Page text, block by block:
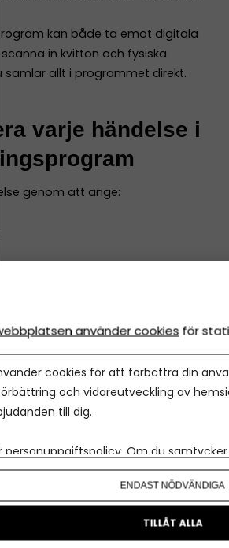
kan både ta emot digitala
in kvitton och fysiska
allt i programmet direkt.
varje händelse i
genom att ange:
än det låter –
läser av underlaget och föreslår
Ditt jobb är oftast att godkänna
mot
stämma med bokföringen.
använder cookies för
cookies för att förbättra din
och vidareutveckling av
till dig.
personuppgiftspolicy. Om du
ditt val i efterhand hittar du den
ENDAST NÖDVÄNDIGA
TILLÅT ALLA